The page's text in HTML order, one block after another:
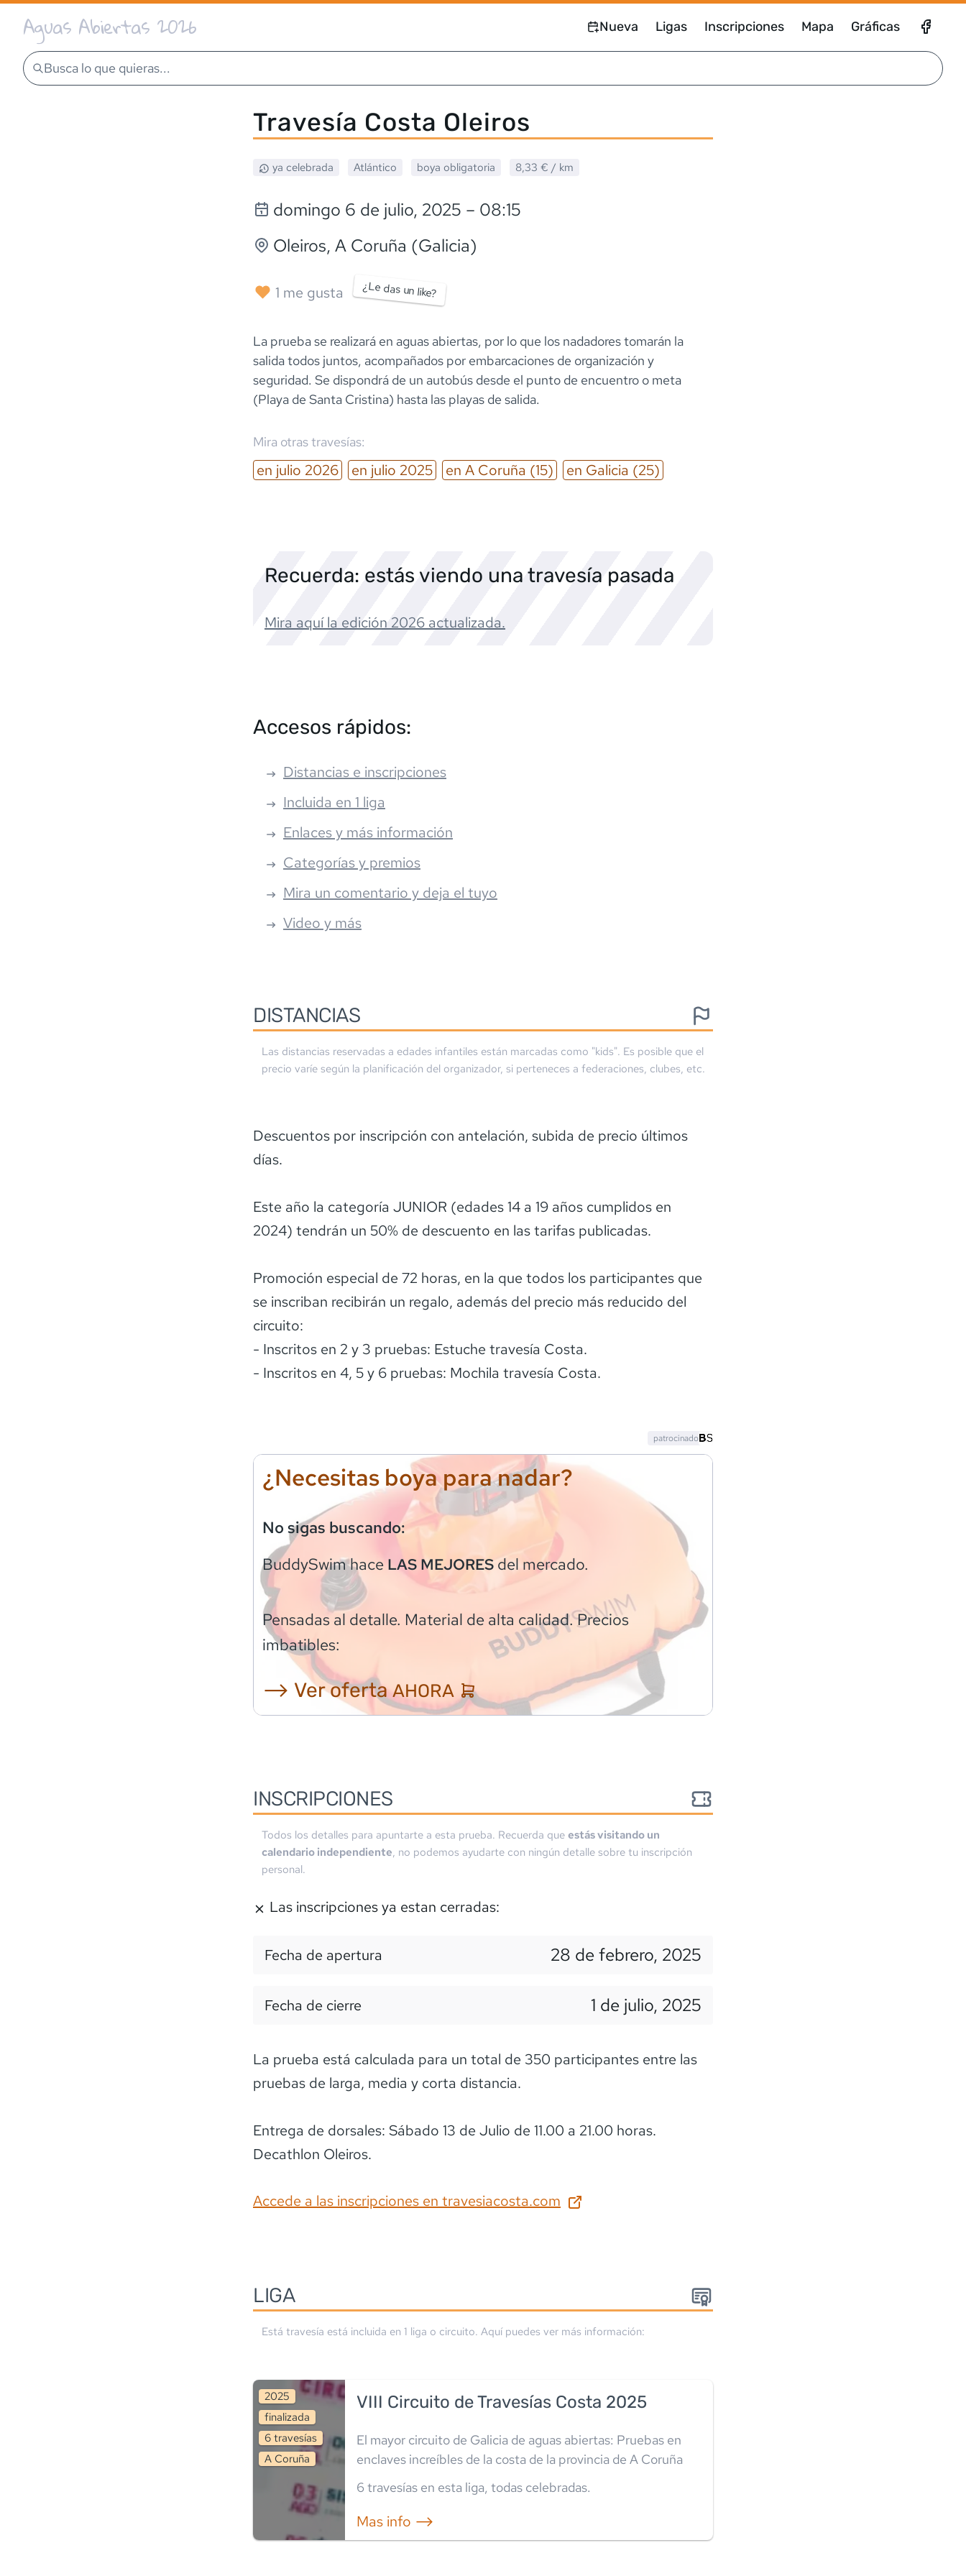
Aguas Abiertas 2026 Nueva Ligas Inscripciones Mapa Gráficas
Busca lo que quieras...
Travesía Costa Oleiros
ya celebrada Atlántico boya obligatoria 8,33 € / km
domingo 6 de julio, 2025 – 08:15
Oleiros, A Coruña (Galicia)
1 me gusta ¿Le das un like?
La prueba se realizará en aguas abiertas, por lo que los nadadores tomarán la
salida todos juntos, acompañados por embarcaciones de organización y
seguridad. Se dispondrá de un autobús desde el punto de encuentro o meta
(Playa de Santa Cristina) hasta las playas de salida.
Mira otras travesías:
en julio 2026 en julio 2025 en A Coruña (15) en Galicia (25)
Recuerda: estás viendo una travesía pasada
Mira aquí la edición 2026 actualizada.
Accesos rápidos:
Distancias e inscripciones
Incluida en 1 liga
Enlaces y más información
Categorías y premios
Mira un comentario y deja el tuyo
Video y más
DISTANCIAS
Las distancias reservadas a edades infantiles están marcadas como "kids". Es posible que el
precio varíe según la planificación del organizador, si perteneces a federaciones, clubes, etc.
Descuentos por inscripción con antelación, subida de precio últimos
días.
Este año la categoría JUNIOR (edades 14 a 19 años cumplidos en
2024) tendrán un 50% de descuento en las tarifas publicadas.
Promoción especial de 72 horas, en la que todos los participantes que
se inscriban recibirán un regalo, además del precio más reducido del
circuito:
- Inscritos en 2 y 3 pruebas: Estuche travesía Costa.
- Inscritos en 4, 5 y 6 pruebas: Mochila travesía Costa.
¿Necesitas boya para nadar?
No sigas buscando:
BuddySwimhaceLAS MEJORESdel mercado.
Pensadas al detalle. Material de alta calidad. Precios
imbatibles:
⟶ Ver ofertaAHORA
patrocinado
INSCRIPCIONES
Todos los detalles para apuntarte a esta prueba. Recuerda que estás visitando un
calendario independiente, no podemos ayudarte con ningún detalle sobre tu inscripción
personal.
Las inscripciones ya estan cerradas:
Fecha de apertura 28 de febrero, 2025
Fecha de cierre 1 de julio, 2025
La prueba está calculada para un total de 350 participantes entre las
pruebas de larga, media y corta distancia.
Entrega de dorsales: Sábado 13 de Julio de 11.00 a 21.00 horas.
Accede a las inscripciones en travesiacosta.com
LIGA
Está travesía está incluida en 1 liga o circuito. Aquí puedes ver más información:
2025
finalizada
6 travesías
A Coruña
VIII Circuito de Travesías Costa 2025
El mayor circuito de Galicia de aguas abiertas: Pruebas en
enclaves increíbles de la costa de la provincia de A Coruña
6 travesías en esta liga, todas celebradas.
Mas info ⟶